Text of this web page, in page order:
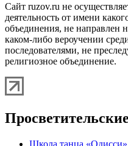
Сайт ruzov.ru не
деятельность от имени
объединения, не направлен
каком-либо вероучении
последователями, не
религиозное объединение.
Школа танца «Одисси»